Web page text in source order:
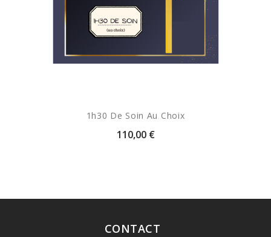
1h30 De Soin Au Choix
110,00 €
CONTACT